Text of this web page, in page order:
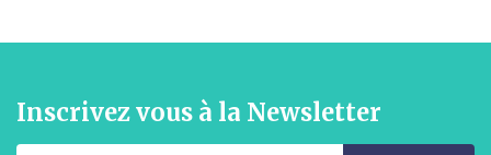
Inscrivez vous à la Newsletter